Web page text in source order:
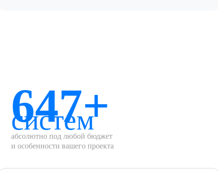
647+
систем
абсолютно под любой бюджет
и особенности вашего проекта